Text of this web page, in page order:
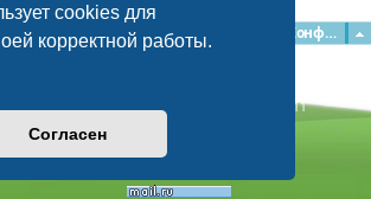
cookies для
корректной работы.
Согласен
Конфиденциальность
Наша команда
Memory Usage: 2.16 МБ | GZIP: Off |
Queries: 11
© phpBB Guru, 2004—2026
Powered by
Style byArtodia